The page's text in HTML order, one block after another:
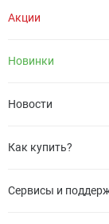
Акции
Новинки
Новости
Как купить?
Сервисы и